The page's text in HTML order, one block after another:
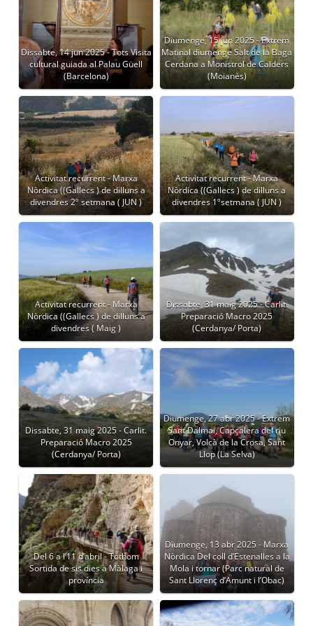
Dissabte, 14 jun 2025 - Tots Visita
cultural guiada al Palau Güell
(Barcelona)
Diumenge, 15 jun 2025 - Extrem
Matinal diumenge Salt de la Baga
Cerdana a Monistrol de Calders
(Moianès)
Activitat recurrent - Marxa
Nòrdica ((Gallecs ) de dilluns a
divendres 2º setmana ( JUN )
Activitat recurrent - Marxa
Nòrdica ((Gallecs ) de dilluns a
divendres 1ºsetmana ( JUN )
Activitat recurrent - Marxa
Nòrdica ((Gallecs ) de dilluns a
divendres ( Maig )
Dissabte, 31 maig 2025 - Carlit.
Preparació Macro 2025
(Cerdanya/ Porta)
Dissabte, 31 maig 2025 - Carlit.
Preparació Macro 2025
(Cerdanya/ Porta)
Diumenge, 27 abr 2025 - Extrem
Sant Dalmai, Capçalera del riu
Onyar, Volcà de la Crosa, Sant
Llop (La Selva)
Del 6 a l’11 d’abril - Tothom
Sortida de sis dies a Màlaga i
província
Diumenge, 13 abr 2025 - Marxa
Nòrdica Del coll d’Estenalles a la
Mola i tornar (Parc natural de
Sant Llorenç d’Amunt i l’Obac)